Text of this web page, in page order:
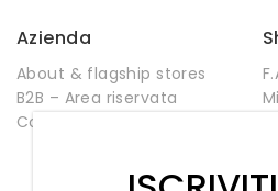
T-shirt
Top
Azienda
About & flagship stores
B2B – Area riservata
Contatti